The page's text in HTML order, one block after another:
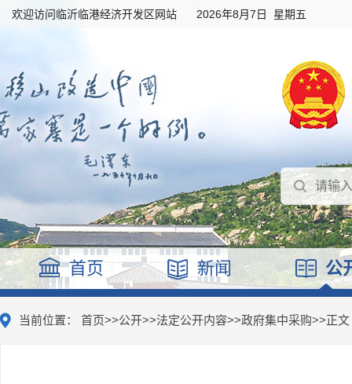
欢迎访问临沂临港经济开发区网站 2026年8月7日 星期五
首页 新闻 公
当前位置： 首页>>公开>>法定公开内容>>政府集中采购>>正文